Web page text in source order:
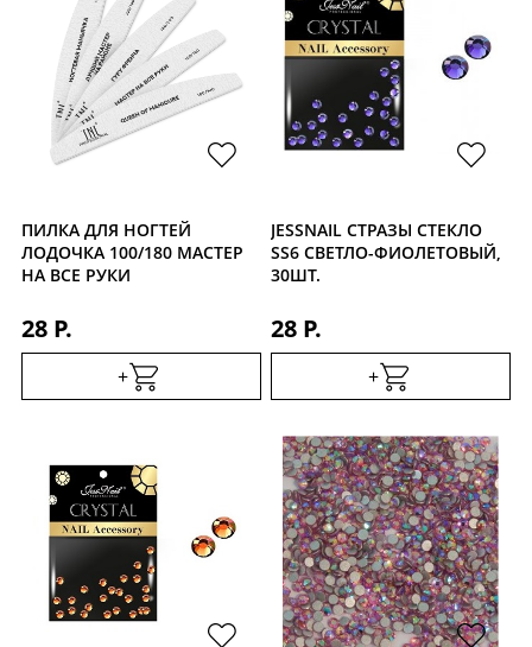
ПИЛКА ДЛЯ НОГТЕЙ
ЛОДОЧКА 100/180 МАСТЕР
НА ВСЕ РУКИ
28 Р.
+
JESSNAIL СТРАЗЫ СТЕКЛО
SS6 СВЕТЛО-ФИОЛЕТОВЫЙ,
30ШТ.
28 Р.
+